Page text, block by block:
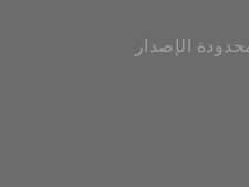
الإصدار